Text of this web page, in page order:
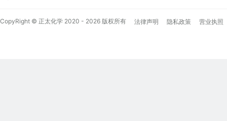
CopyRight © 正太化学 2020 - 2026 版权所有 法律声明 隐私政策 营业执照